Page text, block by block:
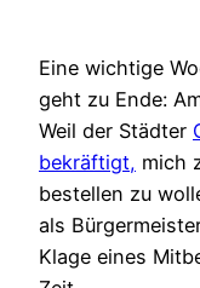
Eine wichtige
geht zu Ende:
Weil der Städter
bekräftigt, mich
bestellen zu
als
Klage eines